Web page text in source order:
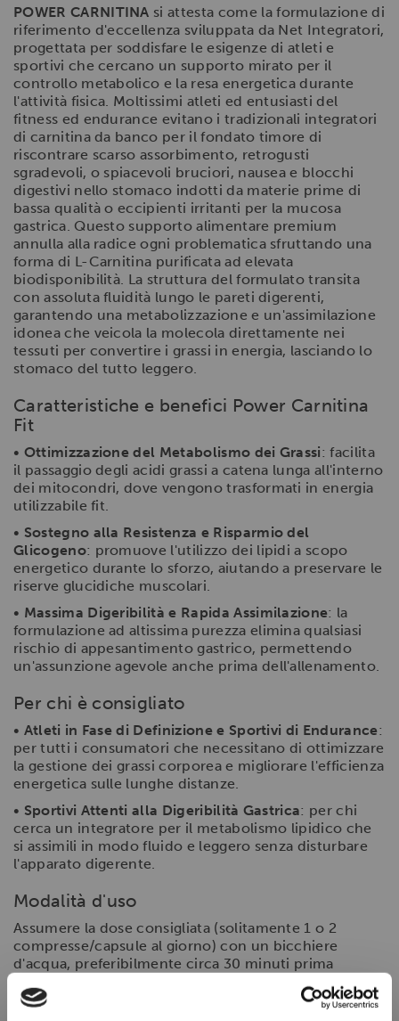
POWER CARNITINA si attesta come la formulazione di
riferimento d'eccellenza sviluppata da Net Integratori,
progettata per soddisfare le esigenze di atleti e
sportivi che cercano un supporto mirato per il
controllo metabolico e la resa energetica durante
l'attività fisica. Moltissimi atleti ed entusiasti del
fitness ed endurance evitano i tradizionali integratori
di carnitina da banco per il fondato timore di
riscontrare scarso assorbimento, retrogusti
sgradevoli, o spiacevoli bruciori, nausea e blocchi
digestivi nello stomaco indotti da materie prime di
bassa qualità o eccipienti irritanti per la mucosa
gastrica. Questo supporto alimentare premium
annulla alla radice ogni problematica sfruttando una
forma di L-Carnitina purificata ad elevata
biodisponibilità. La struttura del formulato transita
con assoluta fluidità lungo le pareti digerenti,
garantendo una metabolizzazione e un'assimilazione
idonea che veicola la molecola direttamente nei
tessuti per convertire i grassi in energia, lasciando lo
stomaco del tutto leggero.
Caratteristiche e benefici Power Carnitina
Fit
• Ottimizzazione del Metabolismo dei Grassi: facilita
il passaggio degli acidi grassi a catena lunga all'interno
dei mitocondri, dove vengono trasformati in energia
utilizzabile fit.
• Sostegno alla Resistenza e Risparmio del
Glicogeno: promuove l'utilizzo dei lipidi a scopo
energetico durante lo sforzo, aiutando a preservare le
riserve glucidiche muscolari.
• Massima Digeribilità e Rapida Assimilazione: la
formulazione ad altissima purezza elimina qualsiasi
rischio di appesantimento gastrico, permettendo
un'assunzione agevole anche prima dell'allenamento.
Per chi è consigliato
• Atleti in Fase di Definizione e Sportivi di Endurance:
per tutti i consumatori che necessitano di ottimizzare
la gestione dei grassi corporea e migliorare l'efficienza
energetica sulle lunghe distanze.
• Sportivi Attenti alla Digeribilità Gastrica: per chi
cerca un integratore per il metabolismo lipidico che
si assimili in modo fluido e leggero senza disturbare
l'apparato digerente.
Modalità d'uso
Assumere la dose consigliata (solitamente 1 o 2
compresse/capsule al giorno) con un bicchiere
d'acqua, preferibilmente circa 30 minuti prima